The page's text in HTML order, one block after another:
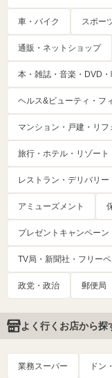
車・バイク スポー
通販・ネットショップ
本・雑誌・音楽・DVD
ヘルス&ビューティ・フ
マンション・戸建・リ
旅行・ホテル・リゾート
レストラン・デリバリー
アミューズメント
プレゼントキャンペーン
TV局・新聞社・フリー
政党・政治 郵便局
よく行くお店から探
業務スーパー ドン